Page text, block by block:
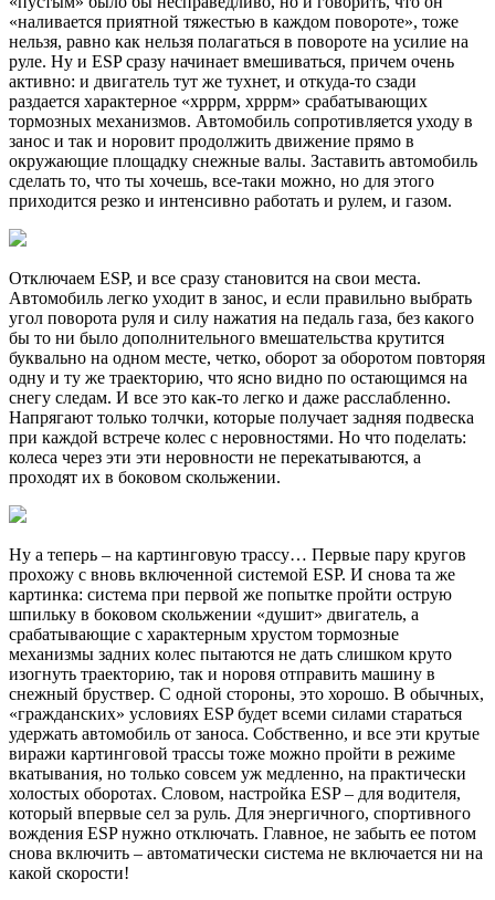
«наливается приятной тяжестью в каждом повороте», тоже
нельзя, равно как нельзя полагаться в повороте на усилие на
руле. Ну и ESP сразу начинает вмешиваться, причем очень
активно: и двигатель тут же тухнет, и откуда-то сзади
раздается характерное «хрррм, хрррм» срабатывающих
тормозных механизмов. Автомобиль сопротивляется уходу в
занос и так и норовит продолжить движение прямо в
окружающие площадку снежные валы. Заставить автомобиль
сделать то, что ты хочешь, все-таки можно, но для этого
приходится резко и интенсивно работать и рулем, и газом.
Отключаем ESP, и все сразу становится на свои места.
Автомобиль легко уходит в занос, и если правильно выбрать
угол поворота руля и силу нажатия на педаль газа, без какого
бы то ни было дополнительного вмешательства крутится
буквально на одном месте, четко, оборот за оборотом повторяя
одну и ту же траекторию, что ясно видно по остающимся на
снегу следам. И все это как-то легко и даже расслабленно.
Напрягают только толчки, которые получает задняя подвеска
при каждой встрече колес с неровностями. Но что поделать:
колеса через эти эти неровности не перекатываются, а
проходят их в боковом скольжении.
Ну а теперь – на картинговую трассу… Первые пару кругов
прохожу с вновь включенной системой ESP. И снова та же
картинка: система при первой же попытке пройти острую
шпильку в боковом скольжении «душит» двигатель, а
срабатывающие с характерным хрустом тормозные
механизмы задних колес пытаются не дать слишком круто
изогнуть траекторию, так и норовя отправить машину в
снежный бруствер. С одной стороны, это хорошо. В обычных,
«гражданских» условиях ESP будет всеми силами стараться
удержать автомобиль от заноса. Собственно, и все эти крутые
виражи картинговой трассы тоже можно пройти в режиме
вкатывания, но только совсем уж медленно, на практически
холостых оборотах. Словом, настройка ESP – для водителя,
который впервые сел за руль. Для энергичного, спортивного
вождения ESP нужно отключать. Главное, не забыть ее потом
снова включить – автоматически система не включается ни на
какой скорости!